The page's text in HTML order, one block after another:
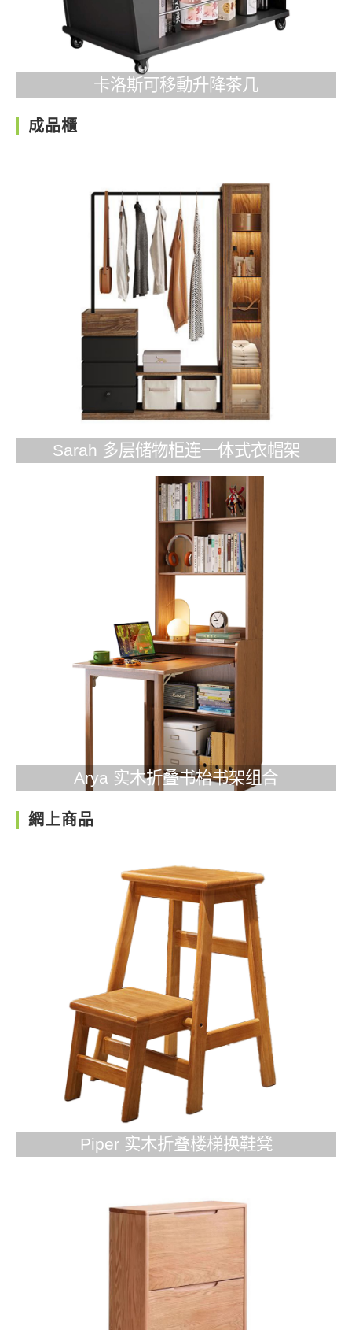
卡洛斯可移動升降茶几
成品櫃
Sarah 多层储物柜连一体式衣帽架
Arya 实木折叠书枱书架组合
網上商品
Piper 实木折叠楼梯换鞋凳